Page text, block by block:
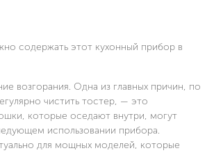
содержать этот кухонный прибор в
возгорания. Одна из главных причин, по
чистить тостер, — это
которые оседают внутри, могут
использовании прибора.
для мощных моделей, которые